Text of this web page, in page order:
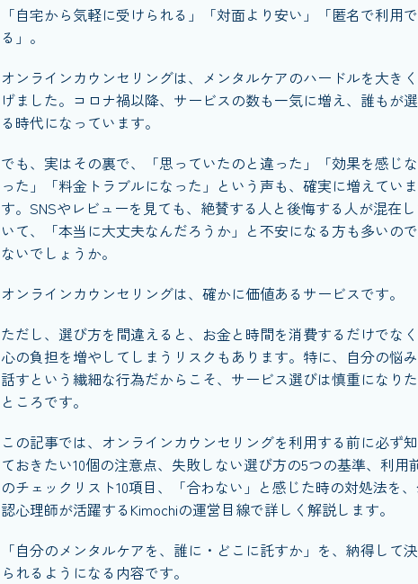
「自宅から気軽に受けられる」「対面より安い」「匿名で利用
る」。
オンラインカウンセリングは、メンタルケアのハードルを大き
げました。コロナ禍以降、サービスの数も一気に増え、誰もが
る時代になっています。
でも、実はその裏で、「思っていたのと違った」「効果を感じ
った」「料金トラブルになった」という声も、確実に増えていま
す。SNSやレビューを見ても、絶賛する人と後悔する人が混在
いて、「本当に大丈夫なんだろうか」と不安になる方も多いの
ないでしょうか。
オンラインカウンセリングは、確かに価値あるサービスです。
ただし、選び方を間違えると、お金と時間を消費するだけでなく
心の負担を増やしてしまうリスクもあります。特に、自分の悩
話すという繊細な行為だからこそ、サービス選びは慎重になり
ところです。
この記事では、オンラインカウンセリングを利用する前に必ず
ておきたい10個の注意点、失敗しない選び方の5つの基準、利用
のチェックリスト10項目、「合わない」と感じた時の対処法を
認心理師が活躍するKimochiの運営目線で詳しく解説します。
「自分のメンタルケアを、誰に・どこに託すか」を、納得して
られるようになる内容です。